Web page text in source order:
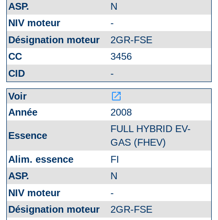
N
-
2GR-FSE
3456
-
launch
2008
FULL HYBRID EV-
GAS (FHEV)
FI
N
-
2GR-FSE